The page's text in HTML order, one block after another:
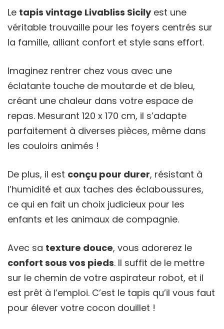
Le tapis vintage Livabliss Sicilyest une
véritable trouvaille pour les foyers centrés sur
la famille, alliant confort et style sans effort.
Imaginez rentrer chez vous avec une
éclatante touche de moutarde et de bleu,
créant une chaleur dans votre espace de
repas. Mesurant 120 x 170 cm, il s’adapte
parfaitement à diverses pièces, même dans
les couloirs animés !
De plus, il est conçu pour durer, résistant à
l’humidité et aux taches des éclaboussures,
ce qui en fait un choix judicieux pour les
enfants et les animaux de compagnie.
Avec sa texture douce, vous adorerez le
confort sous vos pieds. Il suffit de le mettre
sur le chemin de votre aspirateur robot, et il
est prêt à l’emploi. C’est le tapis qu’il vous faut
pour élever votre cocon douillet !